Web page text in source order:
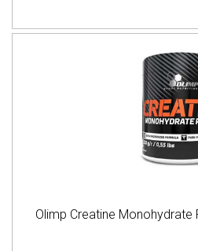
Olimp Creatine Monohydrate